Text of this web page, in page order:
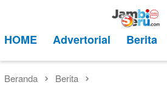
kontenMobile
HOME Advertorial Berita
Beranda Berita